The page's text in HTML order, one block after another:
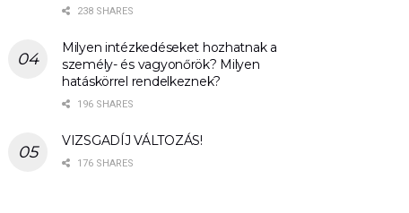
238 SHARES
Milyen intézkedéseket hozhatnak a
személy- és vagyonőrök? Milyen
hatáskörrel rendelkeznek?
196 SHARES
VIZSGADÍJ VÁLTOZÁS!
176 SHARES